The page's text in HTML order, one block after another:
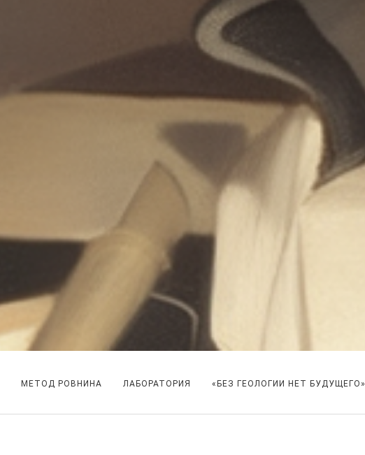
МЕТОД РОВНИНА ЛАБОРАТОРИЯ «БЕЗ ГЕОЛОГИИ НЕТ БУДУЩЕГО»